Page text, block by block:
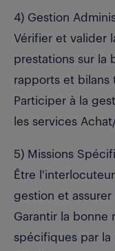
4) Gestion
Vérifier et valider
prestations sur la
rapports et bilans
Participer à la
les services
5) Missions
Être
gestion et
Garantir la bonne
spécifiques par la